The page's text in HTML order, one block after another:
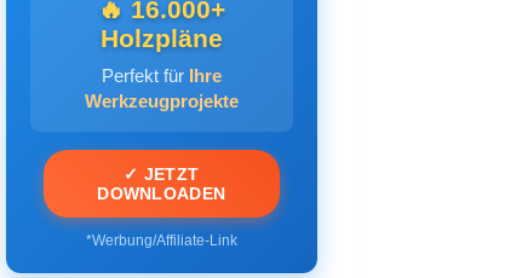
🔥 16.000+
Holzpläne
Perfekt für
Ihre
Werkzeugprojekte
✓ JETZT
DOWNLOADEN
*Werbung/Affiliate-Link